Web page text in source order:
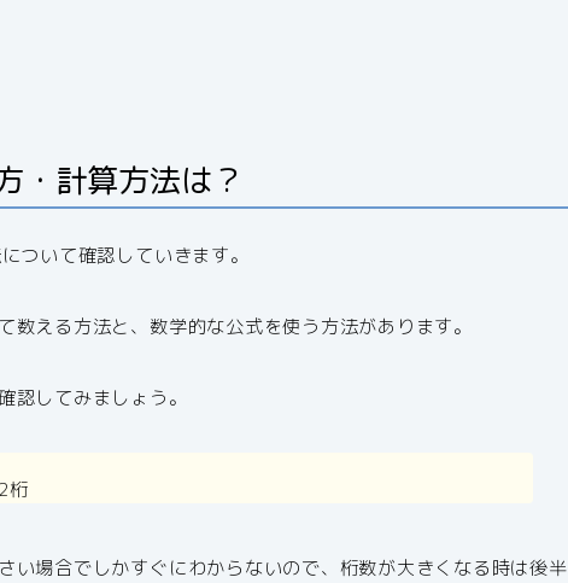
・計算方法は？
ついて確認していきます。
える方法と、数学的な公式を使う方法があります。
認してみましょう。
桁
い場合でしかすぐにわからないので、桁数が大きくなる時は後半